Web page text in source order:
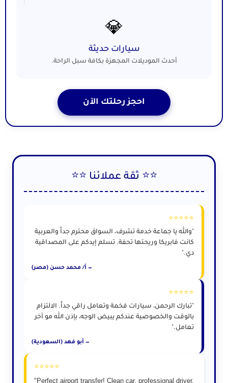
💎
سيارات حديثة
أحدث الموديلات المجهزة بكافة سبل الراحة.
احجز رحلتك الآن
⭐⭐ ثقة عملائنا ⭐⭐
⭐⭐⭐⭐⭐
"والله يا جماعة خدمة تشرف، السواق محترم جداً والعربية
كانت فابريكا وريحتها تحفة. تسلم إيدكم على المصداقية
دي."
— أ/ محمد حسن (مصر)
⭐⭐⭐⭐⭐
"تبارك الرحمن، سيارات فخمة وتعامل راقي جداً. الالتزام
بالوقت والخصوصية عندكم يبيض الوجه، بإذن الله مو آخر
تعامل."
— أبو فهد (السعودية)
⭐⭐⭐⭐⭐
"Perfect airport transfer! Clean car, professional driver,